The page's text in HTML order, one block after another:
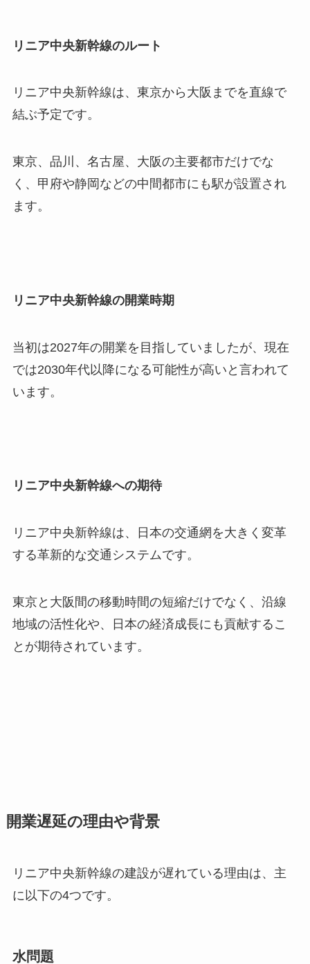
リニア中央新幹線のルート
リニア中央新幹線は、東京から大阪までを直線で
結ぶ予定です。
東京、品川、名古屋、大阪の主要都市だけでな
く、甲府や静岡などの中間都市にも駅が設置され
ます。
リニア中央新幹線の開業時期
当初は2027年の開業を目指していましたが、現在
では2030年代以降になる可能性が高いと言われて
います。
リニア中央新幹線への期待
リニア中央新幹線は、日本の交通網を大きく変革
する革新的な交通システムです。
東京と大阪間の移動時間の短縮だけでなく、沿線
地域の活性化や、日本の経済成長にも貢献するこ
とが期待されています。
開業遅延の理由や背景
リニア中央新幹線の建設が遅れている理由は、主
に以下の4つです。
水問題